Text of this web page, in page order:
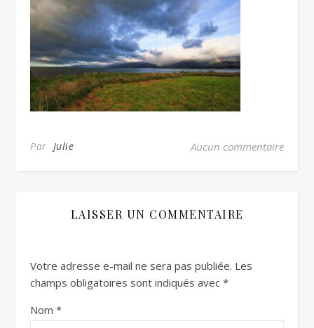
Par Julie Aucun commentaire
LAISSER UN COMMENTAIRE
Votre adresse e-mail ne sera pas publiée. Les
champs obligatoires sont indiqués avec *
Nom *